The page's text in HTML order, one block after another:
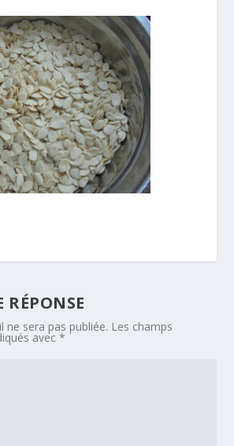
RÉPONSE
ne sera pas publiée. Les champs
avec*